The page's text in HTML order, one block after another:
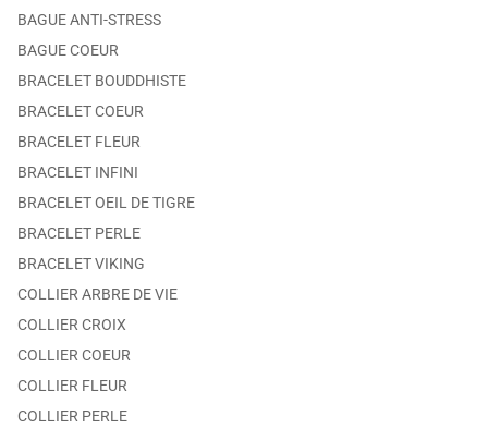
BAGUE ANTI-STRESS
BAGUE COEUR
BRACELET BOUDDHISTE
BRACELET COEUR
BRACELET FLEUR
BRACELET INFINI
BRACELET OEIL DE TIGRE
BRACELET PERLE
BRACELET VIKING
COLLIER ARBRE DE VIE
COLLIER CROIX
COLLIER COEUR
COLLIER FLEUR
COLLIER PERLE